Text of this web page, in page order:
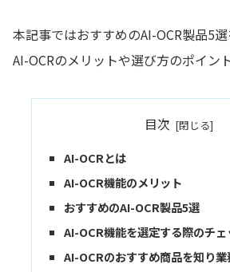
本記事ではおすすめのAI-OCR製品5選
AI-OCRのメリットや選び方のポイン
目次
AI-OCRとは
AI-OCR機能のメリット
おすすめのAI-OCR製品5選
AI-OCR機能を選定する際のチ
AI-OCRのおすすめ商品を知り業